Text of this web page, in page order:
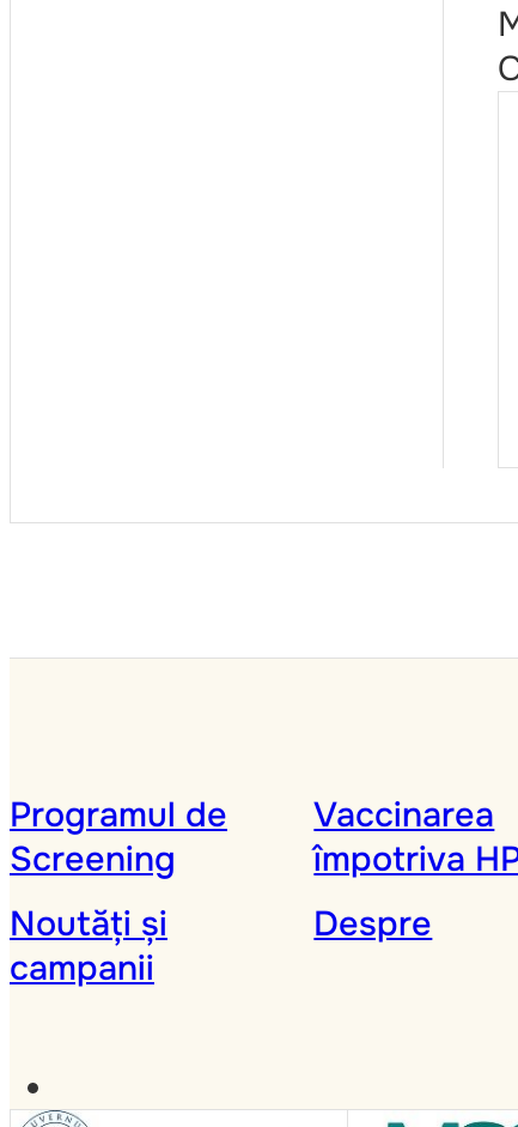
Programul de
Screening
Vaccinarea
împotriva
Noutăți și
campanii
Despre